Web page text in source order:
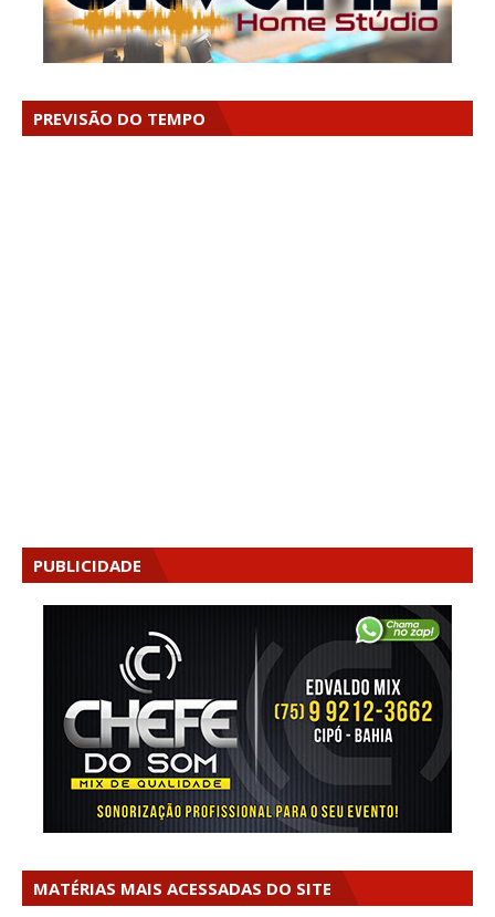
PREVISÃO DO TEMPO
PUBLICIDADE
MATÉRIAS MAIS ACESSADAS DO SITE